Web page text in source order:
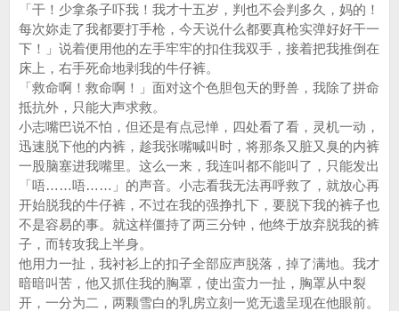
「干！少拿条子吓我！我才十五岁，判也不会判多久，妈的！
每次妳走了我都要打手枪，今天说什么都要真枪实弹好好干一
下！」说着便用他的左手牢牢的扣住我双手，接着把我推倒在
床上，右手死命地剥我的牛仔裤。
「救命啊！救命啊！」面对这个色胆包天的野兽，我除了拼命
抵抗外，只能大声求救。
小志嘴巴说不怕，但还是有点忌惮，四处看了看，灵机一动，
迅速脱下他的内裤，趁我张嘴喊叫时，将那条又脏又臭的内裤
一股脑塞进我嘴里。这么一来，我连叫都不能叫了，只能发出
「唔……唔……」的声音。小志看我无法再呼救了，就放心再
开始脱我的牛仔裤，不过在我的强挣扎下，要脱下我的裤子也
不是容易的事。就这样僵持了两三分钟，他终于放弃脱我的裤
子，而转攻我上半身。
他用力一扯，我衬衫上的扣子全部应声脱落，掉了满地。我才
暗暗叫苦，他又抓住我的胸罩，使出蛮力一扯，胸罩从中裂
开，一分为二，两颗雪白的乳房立刻一览无遗呈现在他眼前。